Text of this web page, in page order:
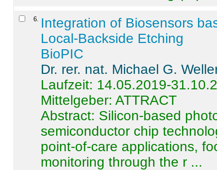
6
Integration of Biosensors
Local-Backside Etching
BioPIC
Dr. rer. nat. Michael G.
Laufzeit: 14.05.2019-
Mittelgeber: ATTRACT
Abstract: Silicon-based
semiconductor chip
point-of-care applications,
monitoring through the r ...